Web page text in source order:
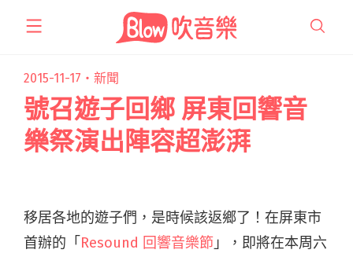
2015-11-17・ 新聞
號召遊子回鄉 屏東回響音
樂祭演出陣容超澎湃
移居各地的遊子們，是時候該返鄉了！在屏東市
首辦的「 Resound 回響音樂節 」，即將在本周六